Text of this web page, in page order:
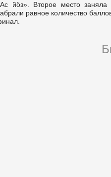
йöз». Второе место
равное количество